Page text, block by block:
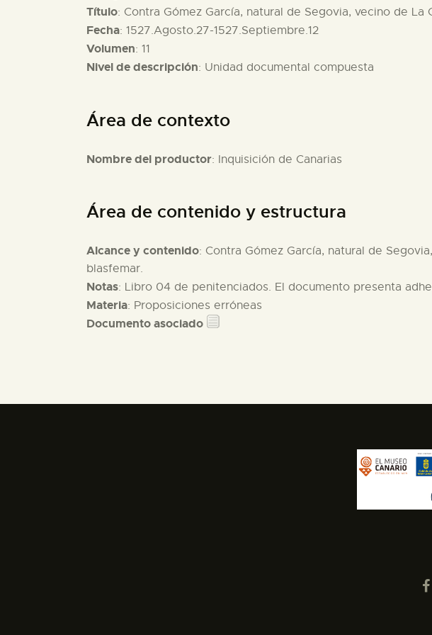
Título: Contra Gómez García, natural de Segovia, vecino de
Fecha: 1527.Agosto.27-1527.Septiembre.12
Volumen: 11
Nivel de descripción: Unidad documental compuesta
Área de contexto
Nombre del productor: Inquisición de Canarias
Área de contenido y estructura
Alcance y contenido: Contra Gómez García, natural de
blasfemar.
Notas: Libro 04 de penitenciados. El documento presenta
Materia: Proposiciones erróneas
Documento asociado